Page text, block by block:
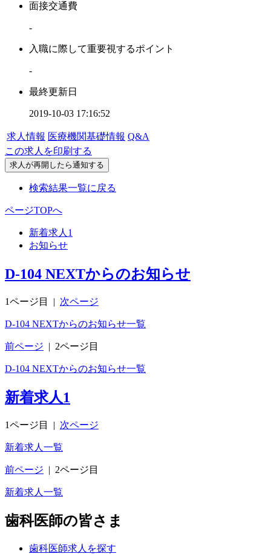
面接交通費
-
入職に際して重要視するポイント
-
最終更新日
2019-10-03 17:16:52
求人情報 医療機関基礎情報 Q&A
この求人を印刷する
検索結果一覧に戻る
ページTOPへ
新着求人 1
お知らせ
D-104 NEXTからのお知らせ
1ページ目 | 次ページ
D-104 NEXTからのお知らせ一覧
前ページ | 2ページ目
D-104 NEXTからのお知らせ一覧
新着求人1
1ページ目 | 次ページ
新着求人一覧
前ページ | 2ページ目
新着求人一覧
歯科医師の皆さま
歯科医師求人を探す